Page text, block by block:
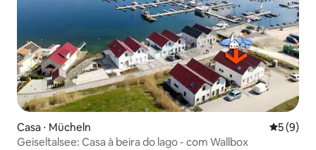
Casa ⋅ Mücheln 5 de
5 (9)
Geiseltalsee: Casa à beira do lago - com Wallbox